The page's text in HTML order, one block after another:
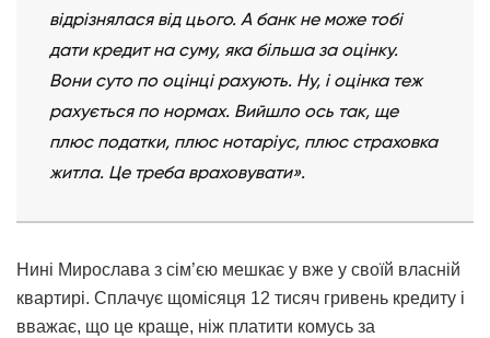
відрізнялася від цього. А банк не може тобі
дати кредит на суму, яка більша за оцінку.
Вони суто по оцінці рахують. Ну, і оцінка теж
рахується по нормах. Вийшло ось так, ще
плюс податки, плюс нотаріус, плюс страховка
житла. Це треба враховувати».
Нині Мирослава з сім’єю мешкає у вже у своїй власній
квартирі. Сплачує щомісяця 12 тисяч гривень кредиту і
вважає, що це краще, ніж платити комусь за